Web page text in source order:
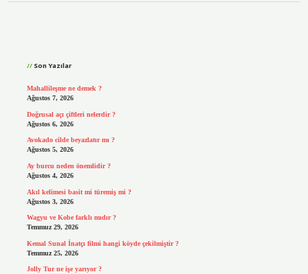
Son Yazılar
Mahallileşme ne demek ?
Ağustos 7, 2026
Doğrusal açı çiftleri nelerdir ?
Ağustos 6, 2026
Avokado cilde beyazlatır mı ?
Ağustos 5, 2026
Ay burcu neden önemlidir ?
Ağustos 4, 2026
Akıl kelimesi basit mi türemiş mi ?
Ağustos 3, 2026
Wagyu ve Kobe farklı mıdır ?
Temmuz 29, 2026
Kemal Sunal İnatçı filmi hangi köyde çekilmiştir ?
Temmuz 25, 2026
Jolly Tur ne işe yarıyor ?